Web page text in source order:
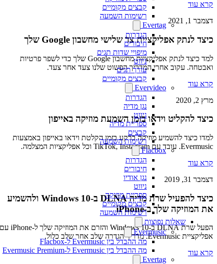
קבצים מקומיים
רשימות השמעה
Evertag
הגדרות
חיבורים
מיפויי שדות תגים
ניווט
עורך תגים
קבצים מקומיים
Evervideo
הגדרות
נגן מדיה
ניווט
ספריית מדיה
קבצים
רשימות השמעה
Flacbox
הגדרות
חיבורים
נגן אודיו
ניווט
ספריית מוזיקה
קבצים מקומיים
רשימות השמעה
שאלות נפוצות
Evermusic
מה ההבדל בין Evermusic ל-Flacbox
מה ההבדל בין Evermusic ל-Evermusic Premium
Evertag
קרא עוד
דצמבר 1, 2021
כיצד לנתק אפליקציית צד שלישי מחשבון Google שלך
למד כיצד לנתק אפליקציות מחשבון Google שלך כדי לשפר פרטיות
ואבטחה. עקוב אחרי המדריך הפשוט שלנו צעד אחר צעד.
קרא עוד
מרץ 2, 2020
כיצד להקליט וידאו בזמן השמעת מוזיקה באייפון
למדו כיצד להשמיע מוזיקה ברקע בזמן הקלטת וידאו באייפון באמצעות
Evermusic. עובד עם TikTok, Instagram וכל אפליקציות המצלמה.
קרא עוד
דצמבר 31, 2019
כיצד להפעיל שרת מדיה DLNA ב-Windows 10 ולהשמיע
את המוזיקה שלך ב-iPhone
הפעל שרת DLNA ב-Windows 10 והזרם את המוזיקה שלך ל-iPhone עם
אפליקציית Evermusic. מדריך הגדרה שלב אחר שלב כלול.
קרא עוד